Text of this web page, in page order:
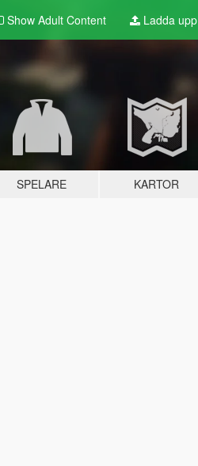
Show Adult Content Ladda upp
SPELARE KARTOR